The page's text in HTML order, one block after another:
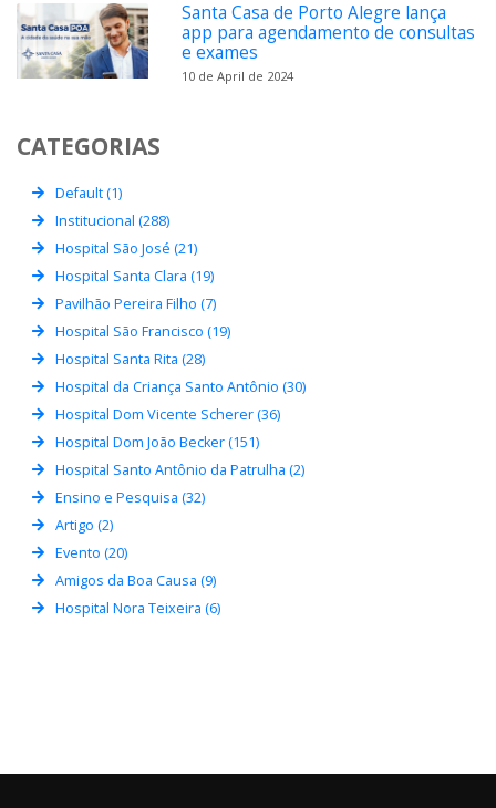
Santa Casa de Porto Alegre lança
app para agendamento de consultas
e exames
10 de April de 2024
CATEGORIAS
Default (1)
Institucional (288)
Hospital São José (21)
Hospital Santa Clara (19)
Pavilhão Pereira Filho (7)
Hospital São Francisco (19)
Hospital Santa Rita (28)
Hospital da Criança Santo Antônio (30)
Hospital Dom Vicente Scherer (36)
Hospital Dom João Becker (151)
Hospital Santo Antônio da Patrulha (2)
Ensino e Pesquisa (32)
Artigo (2)
Evento (20)
Amigos da Boa Causa (9)
Hospital Nora Teixeira (6)